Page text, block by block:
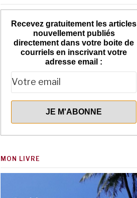
Recevez gratuitement les articles
nouvellement publiés
directement dans votre boite de
courriels en inscrivant votre
adresse email :
MON LIVRE